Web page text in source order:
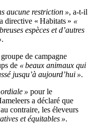
aucune restriction », a-t-il
directive « Habitats » «
espèces et d’autres
.
de campagne
de « beaux animaux qui
jusqu’à aujourd’hui ».
» pour le
a déclaré que
contraire, les éleveurs
et équitables ».